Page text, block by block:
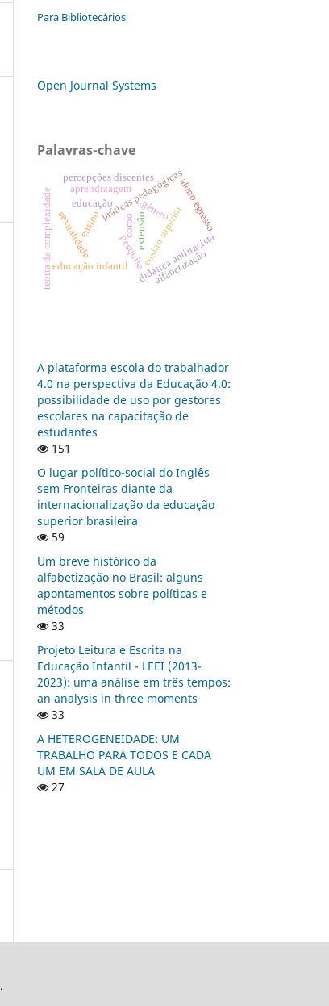
Para Bibliotecários
Open Journal Systems
Palavras-chave
educação
corpo
ensino
pesquisa
extensão
práticas pedagógicas
didática antirracista
educação infantil
percepções discentes
ensino superioraluno egresso
teoria da complexidade alfabetização
gênero
sexualidade
aprendizagem
A plataforma escola do trabalhador
4.0 na perspectiva da Educação 4.0:
possibilidade de uso por gestores
escolares na capacitação de
estudantes
151
O lugar político-social do Inglês
sem Fronteiras diante da
internacionalização da educação
superior brasileira
59
Um breve histórico da
alfabetização no Brasil: alguns
apontamentos sobre políticas e
métodos
33
Projeto Leitura e Escrita na
Educação Infantil - LEEI (2013-
2023): uma análise em três tempos:
an analysis in three moments
33
A HETEROGENEIDADE: UM
TRABALHO PARA TODOS E CADA
UM EM SALA DE AULA
27
.